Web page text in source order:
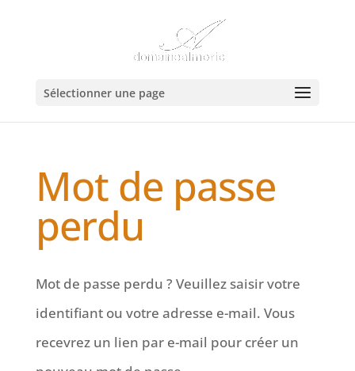
Sélectionner une page
Mot de passe
perdu
Mot de passe perdu ? Veuillez saisir votre
identifiant ou votre adresse e-mail. Vous
recevrez un lien par e-mail pour créer un